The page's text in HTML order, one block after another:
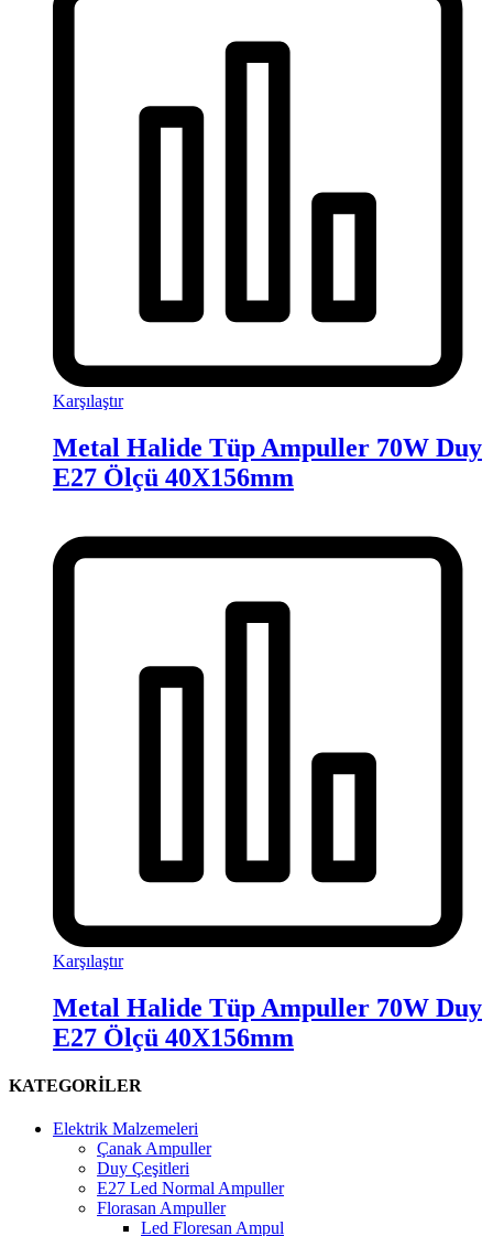
Karşılaştır
Metal Halide Tüp Ampuller 70W Duy
E27 Ölçü 40X156mm
Karşılaştır
Metal Halide Tüp Ampuller 70W Duy
E27 Ölçü 40X156mm
KATEGORİLER
Elektrik Malzemeleri
Çanak Ampuller
Duy Çeşitleri
E27 Led Normal Ampuller
Florasan Ampuller
Led Floresan Ampul